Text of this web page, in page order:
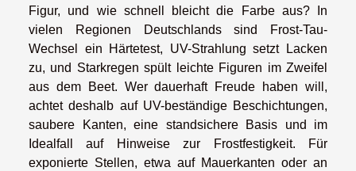
Figur, und wie schnell bleicht die Farbe aus? In
vielen Regionen Deutschlands sind Frost-Tau-
Wechsel ein Härtetest, UV-Strahlung setzt Lacken
zu, und Starkregen spült leichte Figuren im Zweifel
aus dem Beet. Wer dauerhaft Freude haben will,
achtet deshalb auf UV-beständige Beschichtungen,
saubere Kanten, eine standsichere Basis und im
Idealfall auf Hinweise zur Frostfestigkeit. Für
exponierte Stellen, etwa auf Mauerkanten oder an